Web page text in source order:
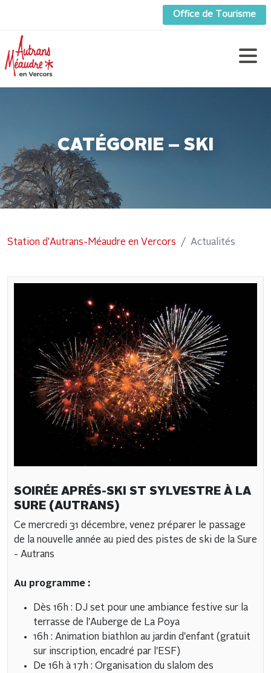
Office de Tourisme
CATÉGORIE – SKI
Station d'Autrans-Méaudre en Vercors Actualités
SOIRÉE APRÉS-SKI ST SYLVESTRE À LA
SURE (AUTRANS)
Ce mercredi 31 décembre, venez préparer le passage
de la nouvelle année au pied des pistes de ski de la Sure
- Autrans
Au programme :
Dès 16h : DJ set pour une ambiance festive sur la
terrasse de l'Auberge de La Poya
16h : Animation biathlon au jardin d'enfant (gratuit
sur inscription, encadré par l'ESF)
De 16h à 17h : Organisation du slalom des